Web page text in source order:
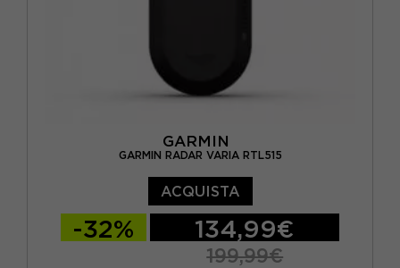
GARMIN
GARMIN RADAR VARIA RTL515
ACQUISTA
-32% 134,99€
199,99€